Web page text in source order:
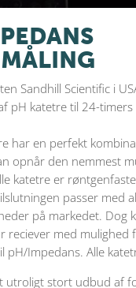
Sandhill Scientific i
pH katetre til 24-timers
har en perfekt
opnår den nemmest
katetre er
passer med
på markedet. Dog
reciever med mulighed
pH/Impedans. Alle
utroligt stort udbud af